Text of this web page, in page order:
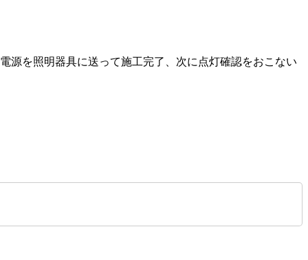
源を照明器具に送って施工完了、次に点灯確認をおこない